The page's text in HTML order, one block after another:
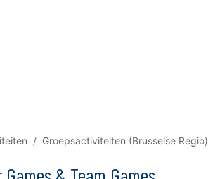
Groepsactiviteiten (Brusselse Regio)